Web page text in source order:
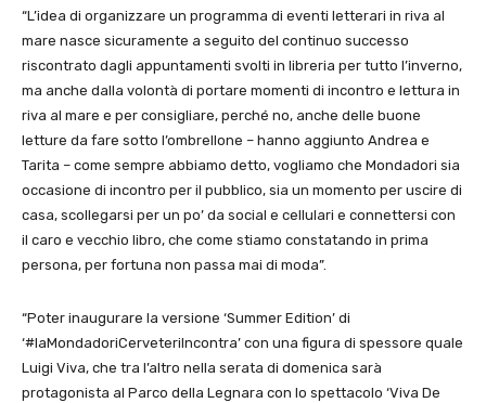
“L’idea di organizzare un programma di eventi letterari in riva al
mare nasce sicuramente a seguito del continuo successo
riscontrato dagli appuntamenti svolti in libreria per tutto l’inverno,
ma anche dalla volontà di portare momenti di incontro e lettura in
riva al mare e per consigliare, perché no, anche delle buone
letture da fare sotto l’ombrellone – hanno aggiunto Andrea e
Tarita – come sempre abbiamo detto, vogliamo che Mondadori sia
occasione di incontro per il pubblico, sia un momento per uscire di
casa, scollegarsi per un po’ da social e cellulari e connettersi con
il caro e vecchio libro, che come stiamo constatando in prima
persona, per fortuna non passa mai di moda”.
“Poter inaugurare la versione ‘Summer Edition’ di
‘#laMondadoriCerveteriIncontra’ con una figura di spessore quale
Luigi Viva, che tra l’altro nella serata di domenica sarà
protagonista al Parco della Legnara con lo spettacolo ‘Viva De